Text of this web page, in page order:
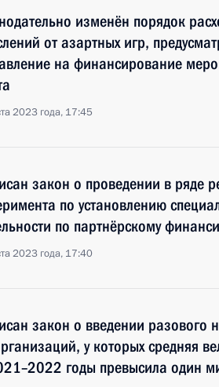
изменён порядок
от азартных игр,
на финансирование
2023 года, 17:45
закон о проведении в ряде
по установлению
по партнёрскому
2023 года, 17:40
закон о введении разового
у которых средняя
годы превысила один